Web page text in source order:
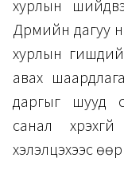
хурлын
Дүрмийн дагуу
хурлын
авах
даргыг шууд
санал
хэлэлцэхээс өөр